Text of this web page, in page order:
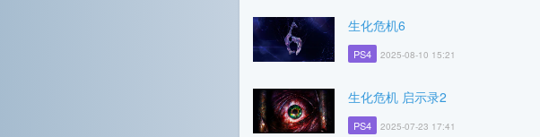
生化危机6
PS4 2025-08-10 15:21
生化危机 启示录2
PS4 2025-07-23 17:41